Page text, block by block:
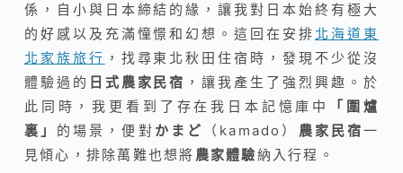
係，自小與日本締結的緣，讓我對日本始終有極大
的好感以及充滿憧憬和幻想。這回在安排 北海道東
北家族旅行 ，找尋東北秋田住宿時，發現不少從沒
體驗過的 日式農家民宿 ，讓我產生了強烈興趣。於
此同時，我更看到了存在我日本記憶庫中
「圍爐
裏」 的場景，便對 かまど （kamado） 農家民宿一
見傾心，排除萬難也想將 農家體驗納入行程。